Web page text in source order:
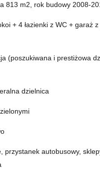
813 m2, rok budowy 2008-
+ 4 łazienki z WC + garaż
(poszukiwana i prestiżowa
dzielnica
przystanek autobusowy,